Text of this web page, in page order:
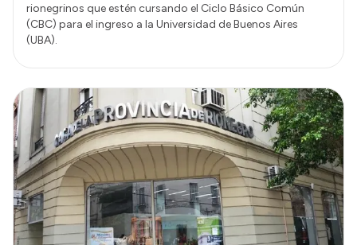
rionegrinos que estén cursando el Ciclo Básico Común
(CBC) para el ingreso a la Universidad de Buenos Aires
(UBA).